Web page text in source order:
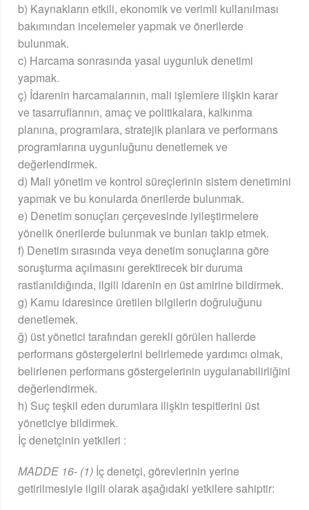
b) Kaynakların etkili, ekonomik ve verimli kullanılması
bakımından incelemeler yapmak ve önerilerde
bulunmak.
c) Harcama sonrasında yasal uygunluk denetimi
yapmak.
ç) İdarenin harcamalarının, mali işlemlere ilişkin karar
ve tasarruflarının, amaç ve politikalara, kalkınma
planına, programlara, stratejik planlara ve performans
programlarına uygunluğunu denetlemek ve
değerlendirmek.
d) Mali yönetim ve kontrol süreçlerinin sistem denetimini
yapmak ve bu konularda önerilerde bulunmak.
e) Denetim sonuçları çerçevesinde iyileştirmelere
yönelik önerilerde bulunmak ve bunları takip etmek.
f) Denetim sırasında veya denetim sonuçlarına göre
soruşturma açılmasını gerektirecek bir duruma
rastlanıldığında, ilgili idarenin en üst amirine bildirmek.
g) Kamu idaresince üretilen bilgilerin doğruluğunu
denetlemek.
ğ) üst yönetici tarafından gerekli görülen hallerde
performans göstergelerini belirlemede yardımcı olmak,
belirlenen performans göstergelerinin uygulanabilirliğini
değerlendirmek.
h) Suç teşkil eden durumlara ilişkin tespitlerini üst
yöneticiye bildirmek.
İç denetçinin yetkileri :
MADDE 16- (1) İç denetçi, görevlerinin yerine
getirilmesiyle ilgili olarak aşağıdaki yetkilere sahiptir: